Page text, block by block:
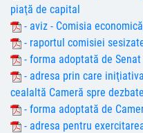
piaţă de capital
- aviz - Comisia
- raportul comisiei
- forma adoptată de Senat
- adresa prin care
cealaltă Cameră spre
- forma adoptată de
- adresa pentru